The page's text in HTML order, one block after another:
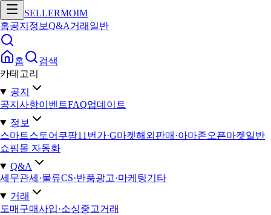
SELLERMOIM
홈공지 정보Q&A거래 일반
홈
검색
카테고리
공지
공지사항이벤트FAQ업데이트
정보
스마트스토어 쿠팡11번가·G마켓해외판매·아마존오픈마켓일반
쇼핑몰 자동화
Q&A
세무관세·물류CS·반품광고·마케팅기타
거래
도매구매사입·소싱중고거래